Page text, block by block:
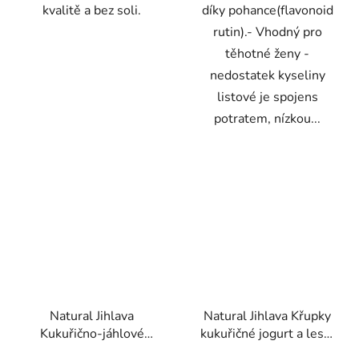
kvalitě a bez soli.
díky pohance(flavonoid
rutin).- Vhodný pro
těhotné ženy -
nedostatek kyseliny
listové je spojens
potratem, nízkou...
Natural Jihlava
Kukuřično-jáhlové
Natural Jihlava Křupky
kukuřičné jogurt a lesní